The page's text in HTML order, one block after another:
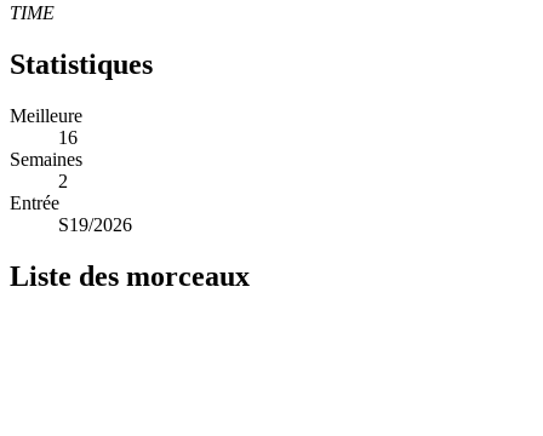
TIME
Statistiques
Meilleure
16
Semaines
2
Entrée
S19/2026
Liste des morceaux